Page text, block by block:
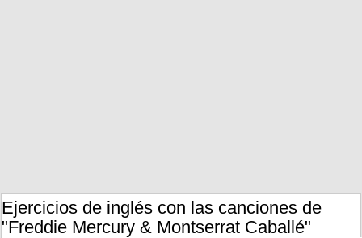
Ejercicios de inglés con las canciones de
"Freddie Mercury & Montserrat Caballé"